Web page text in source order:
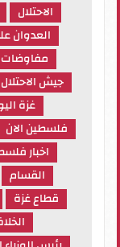
الاحتلال
العدوان
مفاوضات
جيش الاحتلال
غزة
فلسطين الان
اخبار
القسام
قطاع غزة